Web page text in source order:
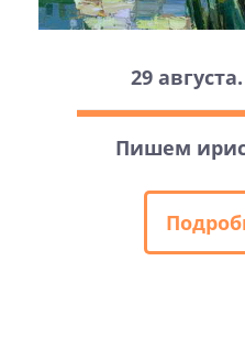
29
Пишем